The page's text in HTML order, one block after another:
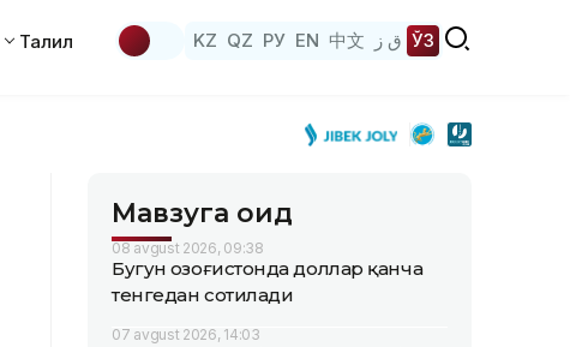
Таҳлил KZ QZ РУ EN 中文 ق ز ЎЗ
Мавзуга оид
08 avgust 2026, 09:38
Бугун Қозоғистонда доллар қанча
тенгедан сотилади
07 avgust 2026, 14:03